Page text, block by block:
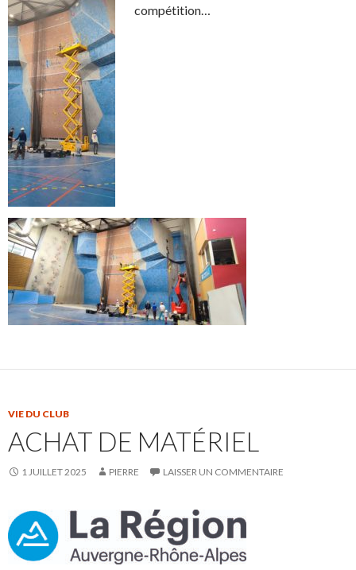
compétition…
VIE DU CLUB
ACHAT DE MATÉRIEL
1 JUILLET 2025 PIERRE LAISSER UN COMMENTAIRE